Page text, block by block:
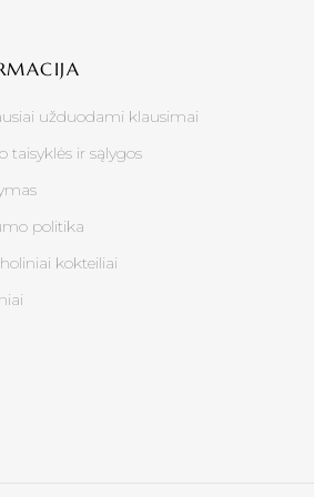
užduodami klausimai
taisyklės ir sąlygos
politika
kokteiliai